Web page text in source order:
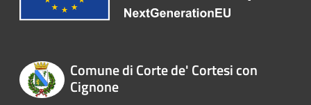
Comune di Corte de' Cortesi con
Cignone